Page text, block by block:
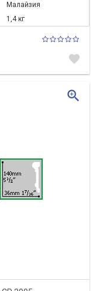
Малайзия
1,4 кг
favorite
zoom_in